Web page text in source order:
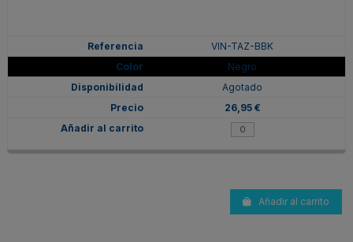
VIN-TAZ-BBK
Negro
Agotado
26,95 €
Añadir al carrito